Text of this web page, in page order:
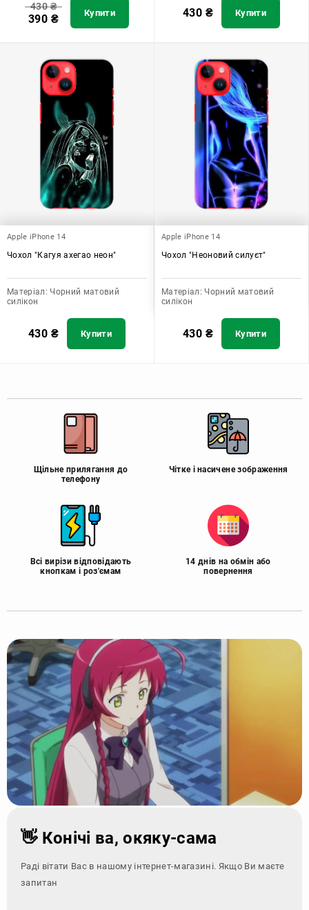
430₴
390 ₴ Купити 430 ₴ Купити
Apple iPhone 14
Чохол "Кагуя ахегао неон"
Матеріал: Чорний матовий
силікон
430 ₴ Купити
Apple iPhone 14
Чохол "Неоновий силуєт"
Матеріал: Чорний матовий
силікон
430 ₴ Купити
Щільне прилягання до
телефону
Чітке і насичене зображення
Всі вирізи відповідають
кнопкам і роз'ємам
14 днів на обмін або
повернення
👋 Конічі ва, окяку-сама
Раді вітати Вас в нашому інтернет-магазині. Якщо Ви маєте
запитання - зверні